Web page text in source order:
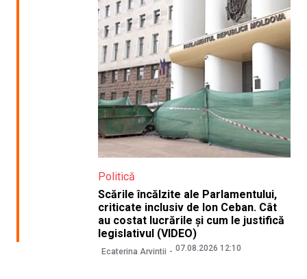
Politică
Scările încălzite ale Parlamentului,
criticate inclusiv de Ion Ceban. Cât
au costat lucrările și cum le justifică
legislativul (VIDEO)
Ecaterina Arvintii 07.08.2026 12:10